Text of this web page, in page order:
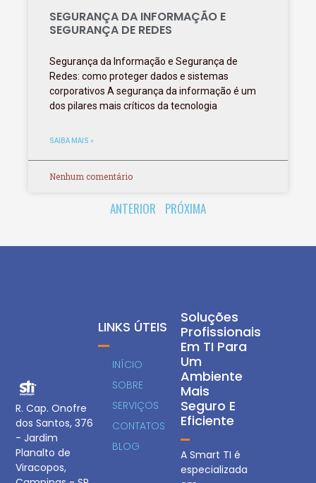
SEGURANÇA DA INFORMAÇÃO E
SEGURANÇA DE REDES
Segurança da Informação e Segurança de
Redes: como proteger dados e sistemas
corporativos A segurança da informação é um
dos pilares mais críticos da tecnologia
SAIBA MAIS »
Nenhum comentário
ANTERIOR PRÓXIMA
R. Cap. Onofre
dos Santos, 376
- Jardim
Planalto de
Viracopos,
Soluções
Profissionais
Em TI Para
Um
Ambiente
Mais
Seguro E
Eficiente
A Smart TI é
especializada
LINKS ÚTEIS
INÍCIO
SOBRE
SERVIÇOS
CONTATOS
BLOG